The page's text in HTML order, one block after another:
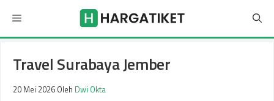
isi
Menu
Travel Surabaya Jember
20 Mei 2026 Oleh Dwi Okta